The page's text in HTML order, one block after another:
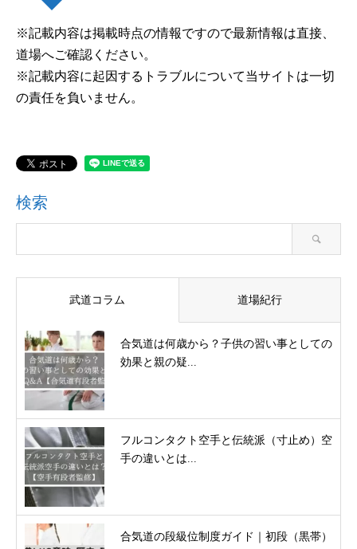
※記載内容は掲載時点の情報ですので最新情報は直接、
道場へご確認ください。
※記載内容に起因するトラブルについて当サイトは一切
の責任を負いません。
検索
武道コラム 道場紀行
合気道は何歳から？子供の習い事としての
効果と親の疑...
フルコンタクト空手と伝統派（寸止め）空
手の違いとは...
合気道の段級位制度ガイド｜初段（黒帯）